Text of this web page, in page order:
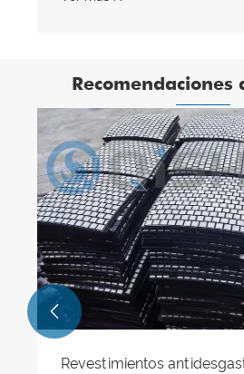
Recomendaciones
Revestimientos
